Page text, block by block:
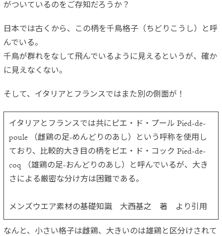
がついているのをご存知だろうか？
日本では古くから、この柄を千鳥格子（ちどりこうし）と呼
んでいる。
千鳥が群れをなして飛んでいるように見えるというが、確か
に見えなくない。
そして、イタリアとフランスではまた別の側面が！
イタリアとフランスでは共にピエ・ド・プール Pied-de-
poule （雌鶏の足-めんどりのあし）という呼称を使用し
ており、比較的大き目の柄をピエ・ド・コック Pied-de-
coq （雄鶏の足-おんどりのあし）と呼んでいるが、大き
さによる厳密な分け方は困難である。
メンズウエア素材の基礎知識 大西基之 著 より引用
なんと、小さい格子は雌鶏、大きいのは雄鶏と区分けされて